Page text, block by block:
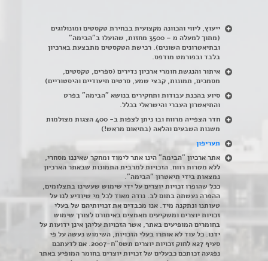
ייעוץ, ליווי והכוונה מקצועית בבחירת טקסטים ומונולוגים
(מתוך למעלה מ – 3500 מחזות, שהועלו ב"הבימה"
ובתיאטרונים השונים). רכישת הטקסטים מתבצעת בארכיון
בלבד ובפורמט מודפס.
איתור והנגשת חומרי ארכיון נדירים (ספרים, טקסטים,
מסמכים, תמונות, קבצי שמע, סרטים תיעודיים והיסטוריים)
סיוע בהכנת עבודות ותחקירים בנושא "הבימה" בפרט
והתיאטרון העברי והישראלי בכלל.
חדר הצפייה מרווח ובו ניתן לצפות ב- 400 הצגות מצולמות
משנות השבעים והלאה (בתיאום מראש!)
תעריפון
אתר ארכיון "הבימה" הינו אתר לימוד ומחקר שאיננו מסחרי,
ללא מטרות רווח. הזכויות למרבית התמונות שבאתר הארכיון
נמצאות בידי תיאטרון "הבימה".
ככל שהופרו זכויות יוצרים על ידי שימוש שעשינו בתצלומים,
ההפרה נעשתה בתום לב. נודה מאוד לכל מי שיודיע לנו על
טעותנו ונתקנה מיד. אנו מכבדים את זכויותיהם של בעלי
זכויות יוצרים ומשקיעים מאמצים באיתורם לצורך שימוש
בחומרים המופיעים באתר, אשר הזכויות עליהן אינן ידועות על
ידנו. כל עוד לא אותרו בעלי הזכויות, השימוש נעשה על פי
סעיף 27א לחוק זכויות יוצרים תשס"ח-2007. אם לדעתכם
נפגעה זכותכם כבעלים של זכויות יוצרים בחומר המופיע באתר